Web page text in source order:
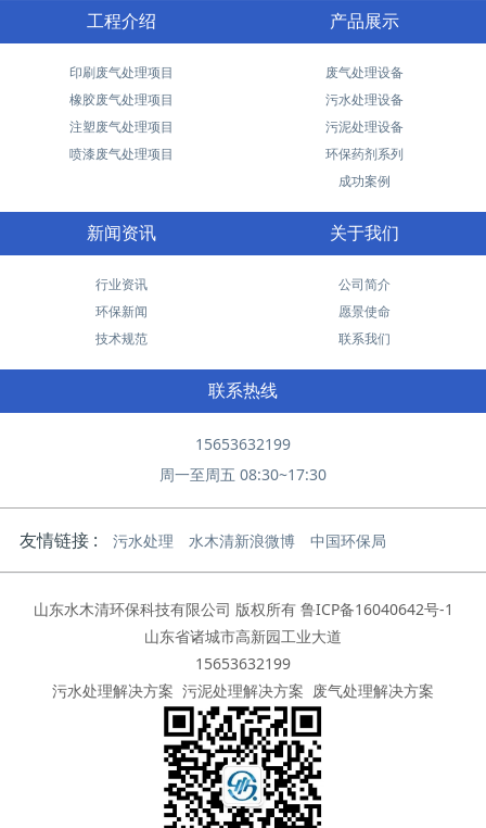
工程介绍
印刷废气处理项目
橡胶废气处理项目
注塑废气处理项目
喷漆废气处理项目
产品展示
废气处理设备
污水处理设备
污泥处理设备
环保药剂系列
成功案例
新闻资讯
行业资讯
环保新闻
技术规范
关于我们
公司简介
愿景使命
联系我们
联系热线
15653632199
周一至周五 08:30~17:30
友情链接 : 污水处理 水木清新浪微博 中国环保局
山东水木清环保科技有限公司 版权所有 鲁ICP备16040642号-1
山东省诸城市高新园工业大道
15653632199
污水处理解决方案 污泥处理解决方案 废气处理解决方案